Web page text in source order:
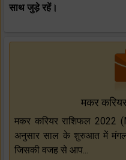
साथ जुड़े रहें।
मकर
मकर करियर राशिफल 2022
अनुसार साल के शुरुआत में मंगल
जिसकी वजह से आप...